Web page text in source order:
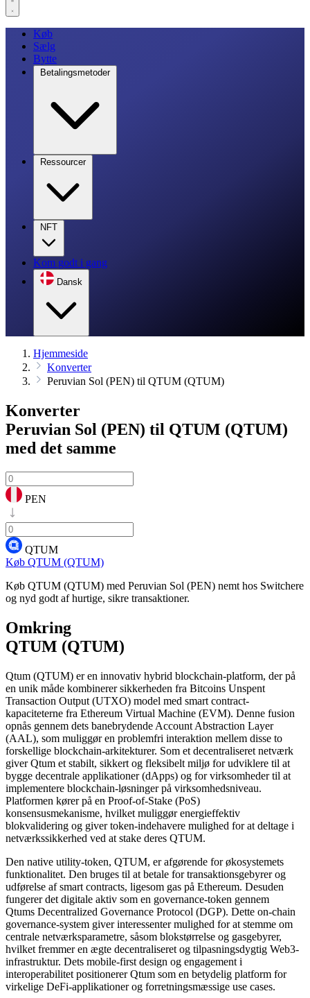
Køb
Sælg
Bytte
Betalingsmetoder
Ressourcer
NFT
Kom godt i gang
Dansk
Hjemmeside
Konverter
Peruvian Sol (PEN) til QTUM (QTUM)
Konverter
Peruvian Sol (PEN) til QTUM (QTUM)
med det samme
PEN
QTUM
Køb QTUM (QTUM)
Køb QTUM (QTUM) med Peruvian Sol (PEN) nemt hos Switchere
og nyd godt af hurtige, sikre transaktioner.
Omkring
QTUM (QTUM)
Qtum (QTUM) er en innovativ hybrid blockchain-platform, der på
en unik måde kombinerer sikkerheden fra Bitcoins Unspent
Transaction Output (UTXO) model med smart contract-
kapaciteterne fra Ethereum Virtual Machine (EVM). Denne fusion
opnås gennem dets banebrydende Account Abstraction Layer
(AAL), som muliggør en problemfri interaktion mellem disse to
forskellige blockchain-arkitekturer. Som et decentraliseret netværk
giver Qtum et stabilt, sikkert og fleksibelt miljø for udviklere til at
bygge decentrale applikationer (dApps) og for virksomheder til at
implementere blockchain-løsninger på virksomhedsniveau.
Platformen kører på en Proof-of-Stake (PoS)
konsensusmekanisme, hvilket muliggør energieffektiv
blokvalidering og giver token-indehavere mulighed for at deltage i
netværkssikkerhed ved at stake deres QTUM.
Den native utility-token, QTUM, er afgørende for økosystemets
funktionalitet. Den bruges til at betale for transaktionsgebyrer og
udførelse af smart contracts, ligesom gas på Ethereum. Desuden
fungerer det digitale aktiv som en governance-token gennem
Qtums Decentralized Governance Protocol (DGP). Dette on-chain
governance-system giver interessenter mulighed for at stemme om
centrale netværksparametre, såsom blokstørrelse og gasgebyrer,
hvilket fremmer en ægte decentraliseret og tilpasningsdygtig Web3-
infrastruktur. Dets mobile-first design og engagement i
interoperabilitet positionerer Qtum som en betydelig platform for
virkelige DeFi-applikationer og forretningsmæssige use cases.